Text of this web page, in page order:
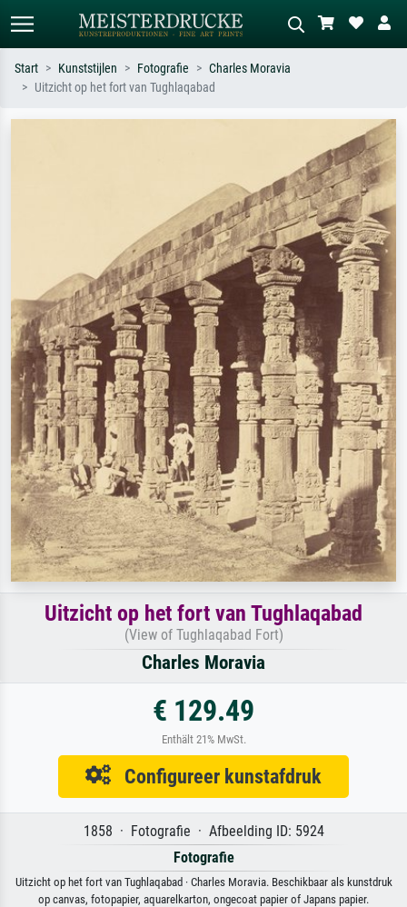
Beschrijf de scène – bijv. groene
weide, abstract met veel rood, donker
olieverfschilderij, staand naakt naast
een boom.
Start Kunststijlen Fotografie
Charles Moravia
Uitzicht op het fort van Tughlaqabad
Uitzicht op het fort van Tughlaqabad
(View of Tughlaqabad Fort)
Charles Moravia
€ 129.49
Enthält 21% MwSt.
Configureer kunstafdruk
1858 · Fotografie · Afbeelding ID: 5924
Fotografie
Uitzicht op het fort van Tughlaqabad · Charles Moravia. Beschikbaar als kunstdruk
op canvas, fotopapier, aquarelkarton, ongecoat papier of Japans papier.